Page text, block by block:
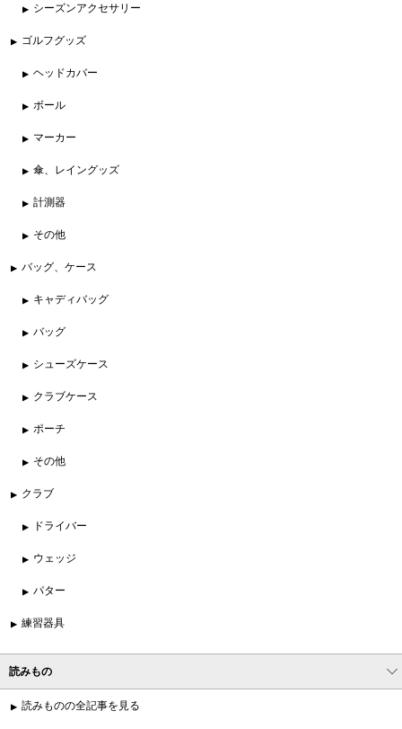
シーズンアクセサリー
ゴルフグッズ
ヘッドカバー
ボール
マーカー
傘、レイングッズ
計測器
その他
バッグ、ケース
キャディバッグ
バッグ
シューズケース
クラブケース
ポーチ
その他
クラブ
ドライバー
ウェッジ
パター
練習器具
読みもの
読みものの全記事を見る